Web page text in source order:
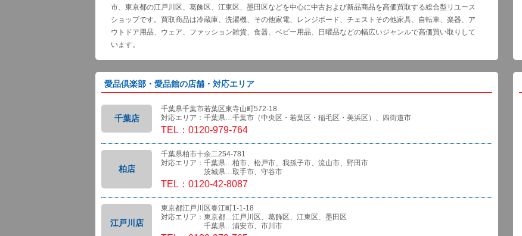
市、東京都の江戸川区、葛飾区、江東区、墨田区などを中心に中古および新品商品を高価買取する総合型リユース
ショップです。買取商品は冷蔵庫、洗濯機、その他家電、レンジボード、チェストその他家具、自転車、楽器、ア
ウトドア用品、ウェア、ファッション雑貨、食器、ベビー用品、日曜品などの幅広いジャンルで高価買い取りして
います。
愛品倶楽部・愛品館の店舗・対応エリア
千葉店
千葉県千葉市若葉区東寺山町572-18
対応エリア：千葉県…千葉市（中央区・若葉区・稲毛区・美浜区）、四街道市
TEL：0120-979-764
柏店
千葉県柏市十余二254-781
対応エリア：千葉県…柏市、松戸市、我孫子市、流山市、野田市
茨城県…取手市、守谷市
TEL：0120-42-8087
江戸川店
東京都江戸川区春江町1-1-18
対応エリア：東京都…江戸川区、葛飾区、江東区、墨田区
千葉県…浦安市、市川市